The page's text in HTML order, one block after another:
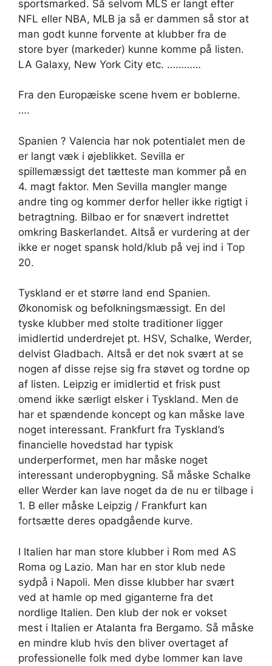
sportsmarked. Så selvom MLS er langt efter
NFL eller NBA, MLB ja så er dammen så stor at
man godt kunne forvente at klubber fra de
store byer (markeder) kunne komme på listen.
LA Galaxy, New York City etc. …………
Fra den Europæiske scene hvem er boblerne.
….
Spanien ? Valencia har nok potentialet men de
er langt væk i øjeblikket. Sevilla er
spillemæssigt det tætteste man kommer på en
4. magt faktor. Men Sevilla mangler mange
andre ting og kommer derfor heller ikke rigtigt i
betragtning. Bilbao er for snævert indrettet
omkring Baskerlandet. Altså er vurdering at der
ikke er noget spansk hold/klub på vej ind i Top
20.
Tyskland er et større land end Spanien.
Økonomisk og befolkningsmæssigt. En del
tyske klubber med stolte traditioner ligger
imidlertid underdrejet pt. HSV, Schalke, Werder,
delvist Gladbach. Altså er det nok svært at se
nogen af disse rejse sig fra støvet og tordne op
af listen. Leipzig er imidlertid et frisk pust
omend ikke særligt elsker i Tyskland. Men de
har et spændende koncept og kan måske lave
noget interessant. Frankfurt fra Tyskland’s
financielle hovedstad har typisk
underperformet, men har måske noget
interessant underopbygning. Så måske Schalke
eller Werder kan lave noget da de nu er tilbage i
1. B eller måske Leipzig / Frankfurt kan
fortsætte deres opadgående kurve.
I Italien har man store klubber i Rom med AS
Roma og Lazio. Man har en stor klub nede
sydpå i Napoli. Men disse klubber har svært
ved at hamle op med giganterne fra det
nordlige Italien. Den klub der nok er vokset
mest i Italien er Atalanta fra Bergamo. Så måske
en mindre klub hvis den bliver overtaget af
professionelle folk med dybe lommer kan lave